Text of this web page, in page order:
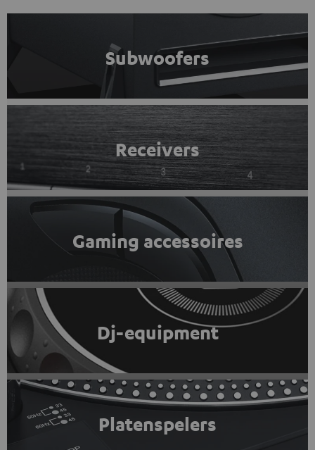
Subwoofers
Receivers
Gaming accessoires
Dj-equipment
Platenspelers